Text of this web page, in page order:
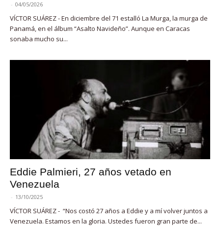
- 04/05/2026
VÍCTOR SUÁREZ - En diciembre del 71 estalló La Murga, la murga de
Panamá, en el álbum “Asalto Navideño”. Aunque en Caracas
sonaba mucho su...
Eddie Palmieri, 27 años vetado en
Venezuela
- 13/10/2025
VÍCTOR SUÁREZ - “Nos costó 27 años a Eddie y a mí volver juntos a
Venezuela. Estamos en la gloria. Ustedes fueron gran parte de...